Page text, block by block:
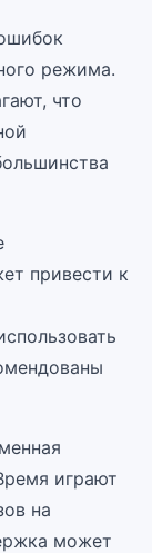
режима.
что
привести к
играют
на
может